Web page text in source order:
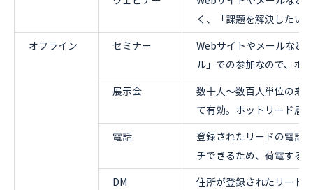
く、「課題を解決したい
オフライン
セミナー
Webサイトやメールなど
ル」での参加なので、ホ
展示会
数十人〜数百人単位の来
て有効。ホットリード層
電話
登録されたリードの電話
チできるため、荷電する
DM
住所が登録されたリード